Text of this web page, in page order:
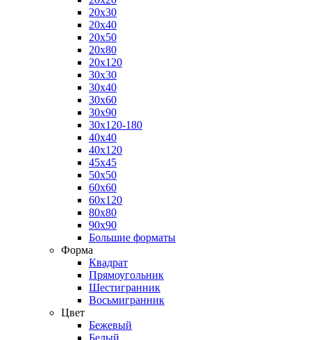
20x30
20x40
20x50
20x80
20x120
30x30
30x40
30x60
30x90
30x120-180
40x40
40x120
45x45
50x50
60x60
60x120
80x80
90x90
Большие форматы
Форма
Квадрат
Прямоугольник
Шестигранник
Восьмигранник
Цвет
Бежевый
Белый